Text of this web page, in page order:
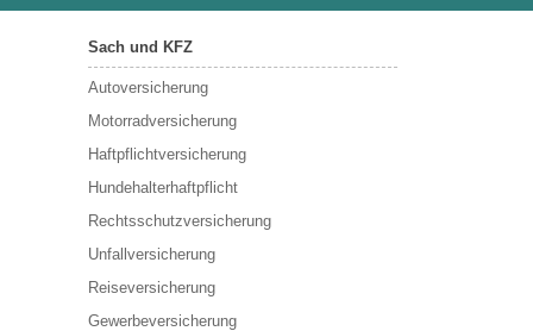
Sach und KFZ
Autoversicherung
Motorradversicherung
Haftpflichtversicherung
Hundehalterhaftpflicht
Rechtsschutzversicherung
Unfallversicherung
Reiseversicherung
Gewerbeversicherung